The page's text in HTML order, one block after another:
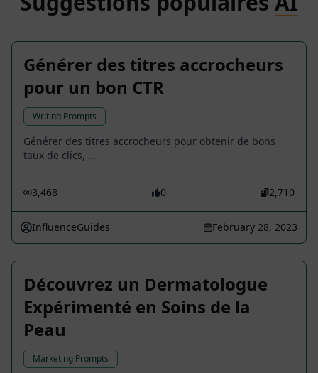
Générer des titres accrocheurs
pour un bon CTR
Writing Prompts
Générer des titres accrocheurs pour obtenir de bons
taux de clics, …
3,468 0 2,710
InfluenceGuides February 28, 2023
Découvrez un Dermatologue
Expérimenté en Soins de la
Peau
Marketing Prompts